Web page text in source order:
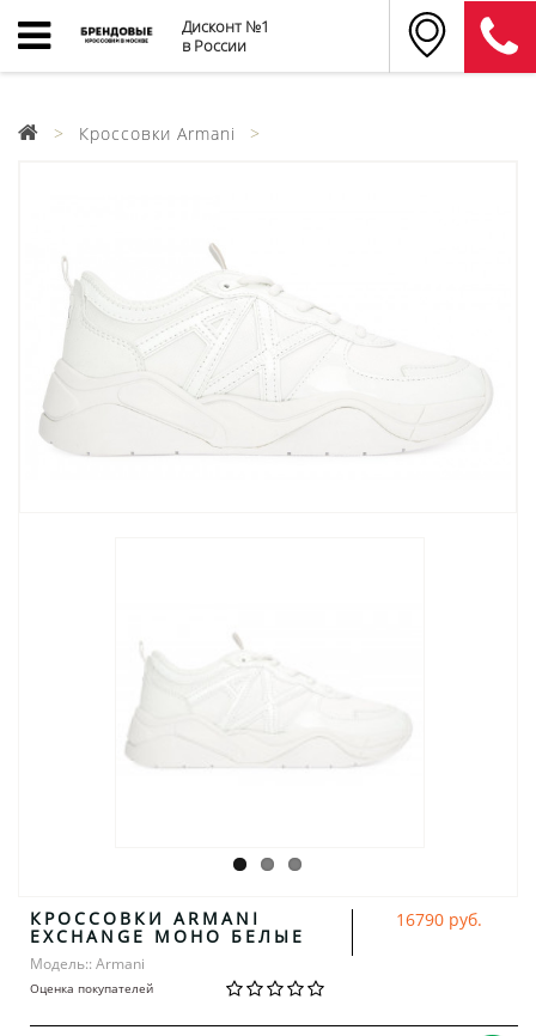
Дисконт №1
в России
Кроссовки Armani
КРОССОВКИ ARMANI
EXCHANGE МОНО БЕЛЫЕ
Модель:: Armani
Оценка покупателей
16790 руб.